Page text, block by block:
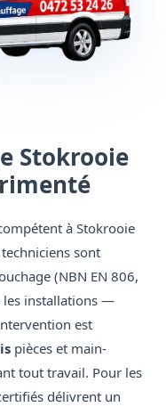
Stokrooie
à Stokrooie
sont
(NBN EN 806,
les installations —
est
pièces et main-
tout travail. Pour les
délivrent un